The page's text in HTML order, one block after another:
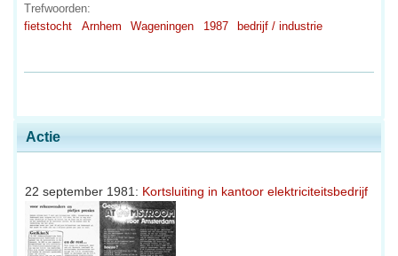
Actie
22 september 1981: Kortsluiting in kantoor elektriciteitsbedrijf
Trefwoorden:
fietstocht
Arnhem Wageningen 1987 bedrijf / industrie